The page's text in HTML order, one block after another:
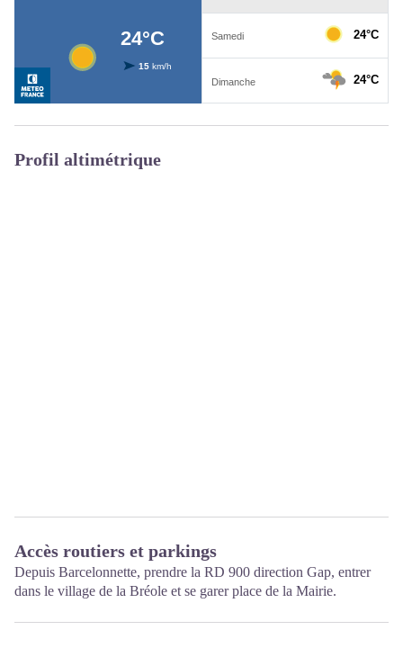
Profil altimétrique
Accès routiers et parkings
Depuis Barcelonnette, prendre la RD 900 direction Gap, entrer
dans le village de la Bréole et se garer place de la Mairie.